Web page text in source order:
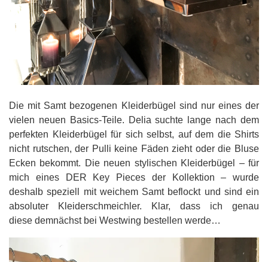
Die mit Samt bezogenen Kleiderbügel sind nur eines der
vielen neuen Basics-Teile. Delia suchte lange nach dem
perfekten Kleiderbügel für sich selbst, auf dem die Shirts
nicht rutschen, der Pulli keine Fäden zieht oder die Bluse
Ecken bekommt. Die neuen stylischen Kleiderbügel – für
mich eines DER Key Pieces der Kollektion – wurde
deshalb speziell mit weichem Samt beflockt und sind ein
absoluter Kleiderschmeichler. Klar, dass ich genau
diese demnächst bei Westwing bestellen werde…